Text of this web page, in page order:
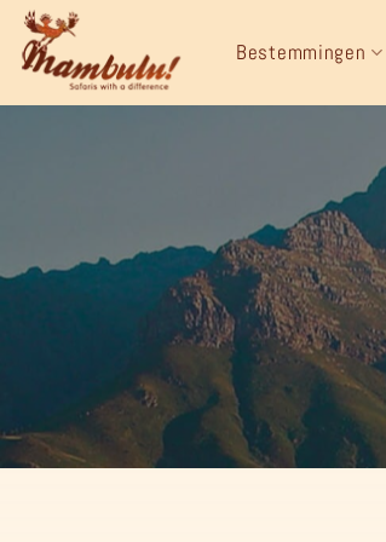
naar
inhoud
Bestemmingen